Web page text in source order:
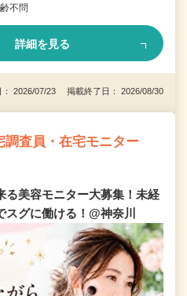
不問
詳細を見る
： 2026/07/23 掲載終了日： 2026/08/30
査員・在宅モニター
る美容モニター大募集！未経
グに働ける！@神奈川